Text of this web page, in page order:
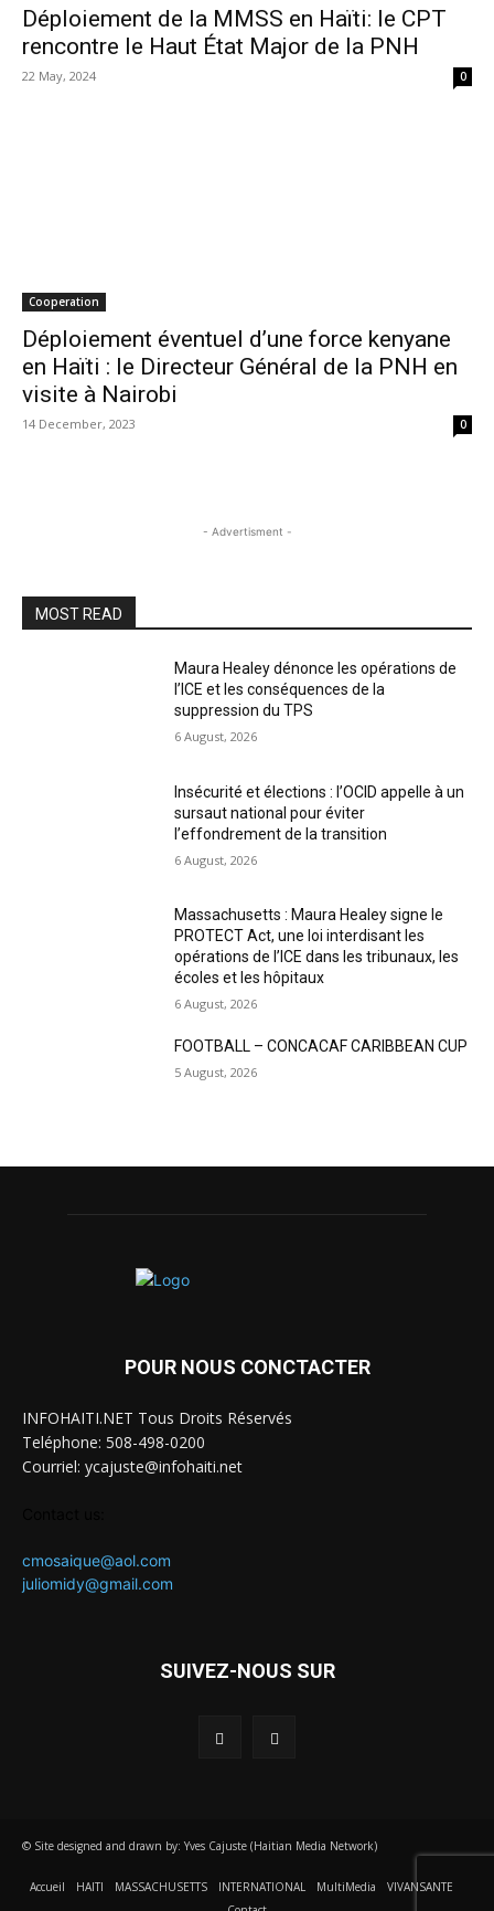
Déploiement de la MMSS en Haïti: le CPT
rencontre le Haut État Major de la PNH
22 May, 2024 0
Cooperation
Déploiement éventuel d’une force kenyane
en Haïti : le Directeur Général de la PNH en
visite à Nairobi
14 December, 2023 0
- Advertisment -
MOST READ
Maura Healey dénonce les opérations de
l’ICE et les conséquences de la
suppression du TPS
6 August, 2026
Insécurité et élections : l’OCID appelle à un
sursaut national pour éviter
l’effondrement de la transition
6 August, 2026
Massachusetts : Maura Healey signe le
PROTECT Act, une loi interdisant les
opérations de l’ICE dans les tribunaux, les
écoles et les hôpitaux
6 August, 2026
FOOTBALL – CONCACAF CARIBBEAN CUP
5 August, 2026
POUR NOUS CONCTACTER
INFOHAITI.NET Tous Droits Réservés
Teléphone: 508-498-0200
Courriel: ycajuste@infohaiti.net
cmosaique@aol.com
juliomidy@gmail.com
SUIVEZ-NOUS SUR
© Site designed and drawn by: Yves Cajuste (Haitian Media Network)
Accueil HAITI MASSACHUSETTS INTERNATIONAL MultiMedia
VIVANSANTE